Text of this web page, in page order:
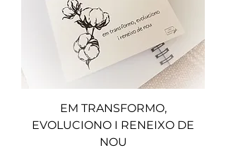
EM TRANSFORMO,
EVOLUCIONO I RENEIXO DE
NOU